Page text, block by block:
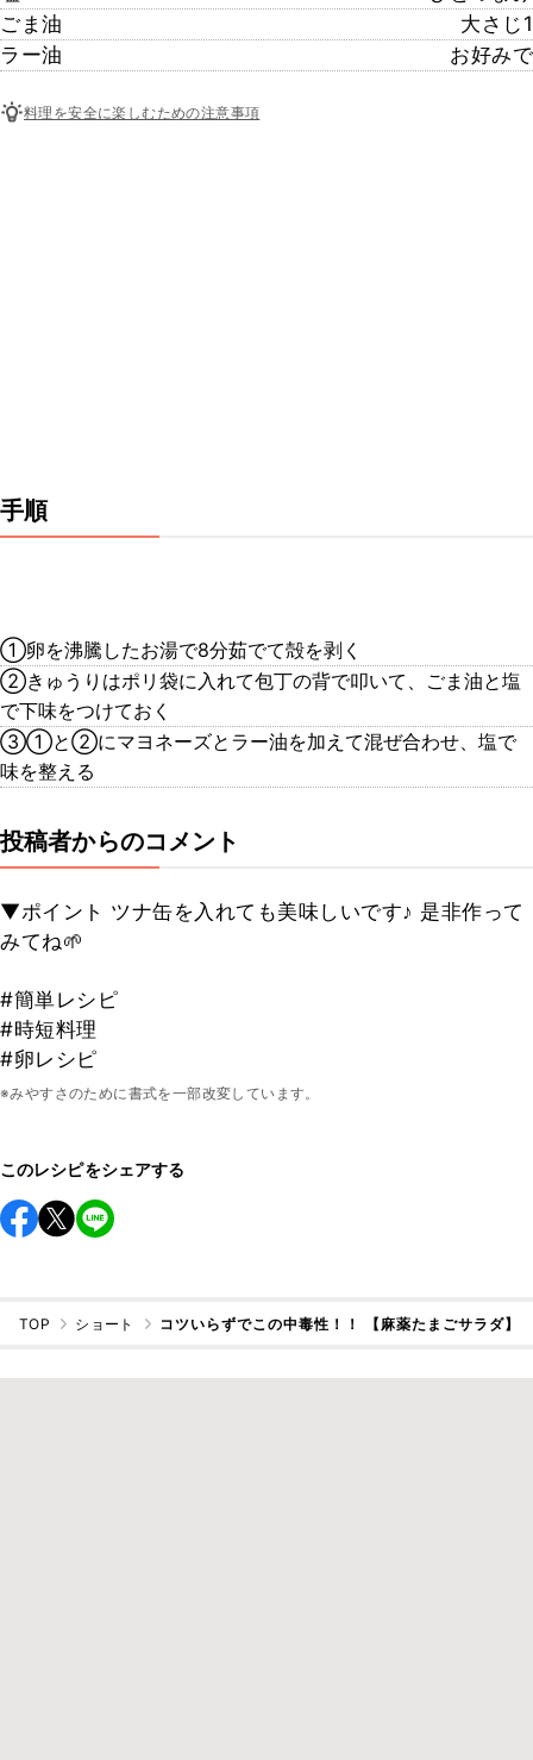
ごま油
大さじ1
ラー油
お好みで
料理を安全に楽しむための注意事項
手順
①卵を沸騰したお湯で8分茹でて殻を剥く
②きゅうりはポリ袋に入れて包丁の背で叩いて、ごま油と塩
で下味をつけておく
③①と②にマヨネーズとラー油を加えて混ぜ合わせ、塩で
味を整える
投稿者からのコメント
▼ポイント ツナ缶を入れても美味しいです♪ 是非作って
みてね🌱
#簡単レシピ
#時短料理
#卵レシピ
※みやすさのために書式を一部改変しています。
このレシピをシェアする
TOP ショート コツいらずでこの中毒性！！ 【麻薬たまごサラダ】